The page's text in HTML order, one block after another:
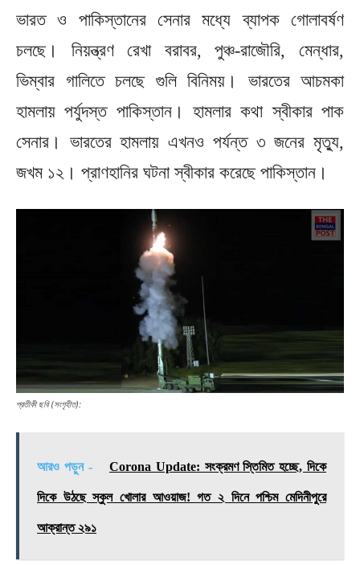
ভারত ও পাকিস্তানের সেনার মধ্যে ব্যাপক গোলাবর্ষণ
চলছে। নিয়ন্ত্রণ রেখা বরাবর, পুঞ্চ-রাজৌরি, মেন্ধার,
ভিম্বার গালিতে চলছে গুলি বিনিময়। ভারতের আচমকা
হামলায় পর্যুদস্ত পাকিস্তান। হামলার কথা স্বীকার পাক
সেনার। ভারতের হামলায় এখনও পর্যন্ত ৩ জনের মৃত্যু,
জখম ১২। প্রাণহানির ঘটনা স্বীকার করেছে পাকিস্তান।
প্রতীকী ছবি (সংগৃহীত):
আরও পড়ুন - Corona Update: সংক্রমণ স্তিমিত হচ্ছে, দিকে
দিকে উঠছে স্কুল খোলার আওয়াজ! গত ২ দিনে পশ্চিম মেদিনীপুরে
আক্রান্ত ২৯১